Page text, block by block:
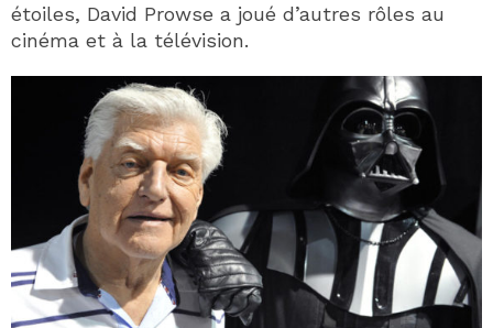
étoiles, David Prowse a joué d’autres rôles au
cinéma et à la télévision.